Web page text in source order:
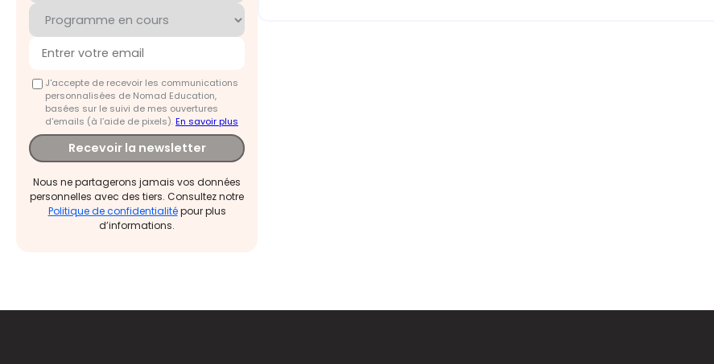
J'accepte de recevoir les communications
personnalisées de Nomad Education,
basées sur le suivi de mes ouvertures
d'emails (à l’aide de pixels).En savoir plus
Recevoir la newsletter
Nous ne partagerons jamais vos données
personnelles avec des tiers. Consultez notre
Politique de confidentialitépour plus
d’informations.